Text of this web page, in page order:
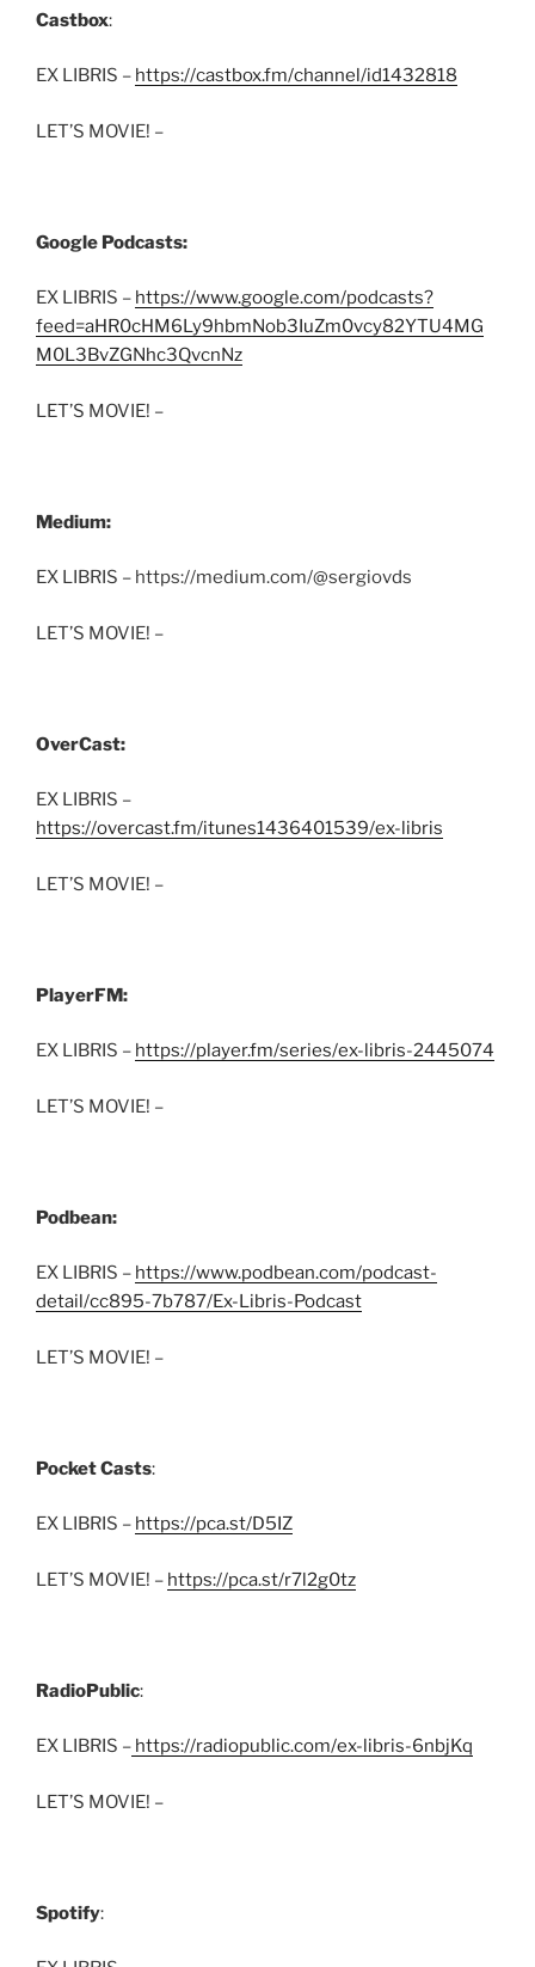
Castbox:
EX LIBRIS – https://castbox.fm/channel/id1432818
LET’S MOVIE! –
Google Podcasts:
EX LIBRIS – https://www.google.com/podcasts?
feed=aHR0cHM6Ly9hbmNob3IuZm0vcy82YTU4MG
M0L3BvZGNhc3QvcnNz
LET’S MOVIE! –
Medium:
EX LIBRIS – https://medium.com/@sergiovds
LET’S MOVIE! –
OverCast:
EX LIBRIS –
https://overcast.fm/itunes1436401539/ex-libris
LET’S MOVIE! –
PlayerFM:
EX LIBRIS – https://player.fm/series/ex-libris-2445074
LET’S MOVIE! –
Podbean:
EX LIBRIS – https://www.podbean.com/podcast-
detail/cc895-7b787/Ex-Libris-Podcast
LET’S MOVIE! –
Pocket Casts:
EX LIBRIS – https://pca.st/D5IZ
LET’S MOVIE! – https://pca.st/r7l2g0tz
RadioPublic:
EX LIBRIS – https://radiopublic.com/ex-libris-6nbjKq
LET’S MOVIE! –
Spotify: